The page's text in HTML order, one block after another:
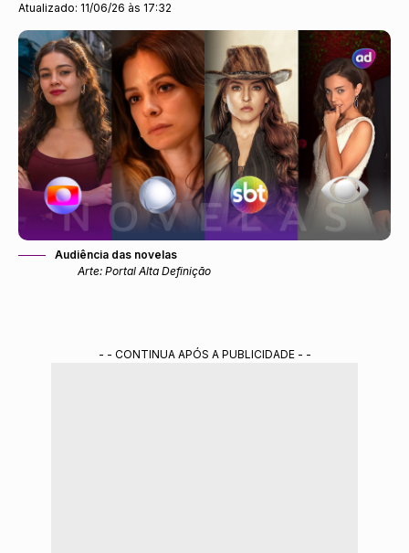
Atualizado: 11/06/26 às 17:32
Audiência das novelas
Arte: Portal Alta Definição
- - CONTINUA APÓS A PUBLICIDADE - -